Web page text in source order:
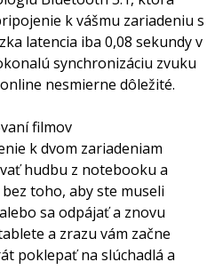
k vášmu zariadeniu s
latencia iba 0,08 sekundy v
synchronizáciu zvuku
nesmierne dôležité.
filmov
k dvom zariadeniam
hudbu z notebooku a
toho, aby ste museli
sa odpájať a znovu
a zrazu vám začne
poklepať na slúchadlá a